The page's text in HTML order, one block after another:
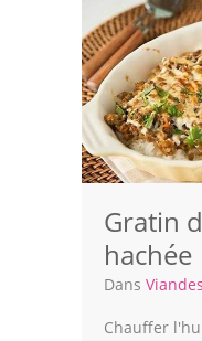
Chefs
Forum
Thèmes
Espace
Gratin
hachée
Dans
Chauffer